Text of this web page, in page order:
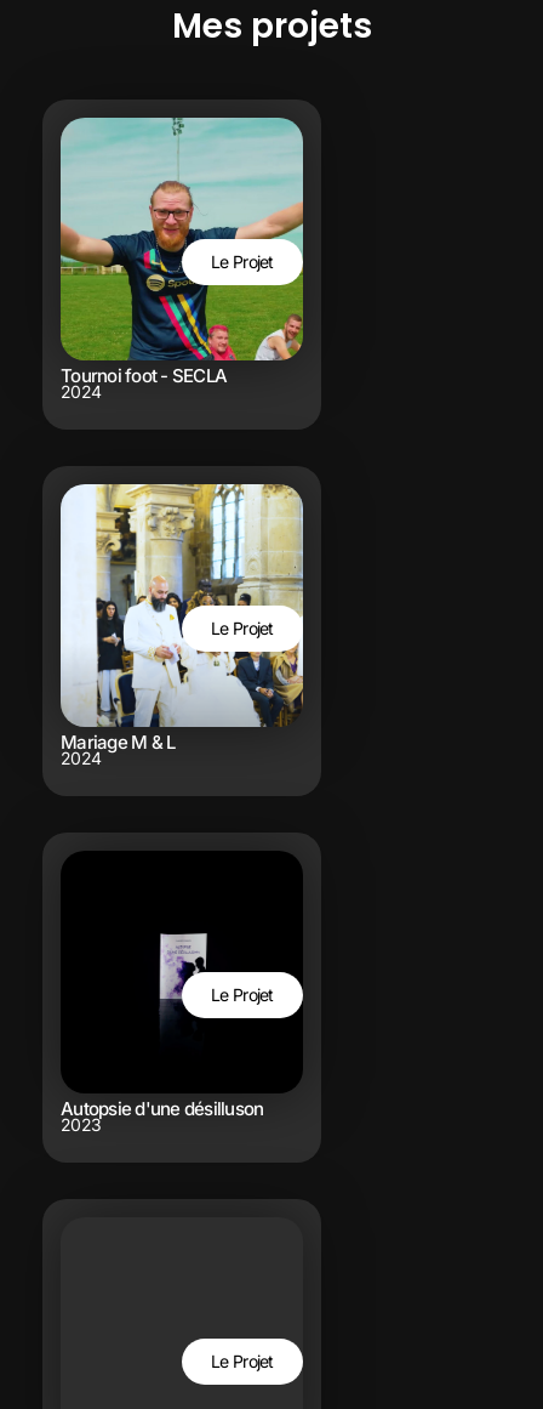
Mes projets
Le Projet
Tournoi foot - SECLA
2024
Le Projet
Mariage M & L
2024
Le Projet
Autopsie d'une désilluson
2023
Le Projet